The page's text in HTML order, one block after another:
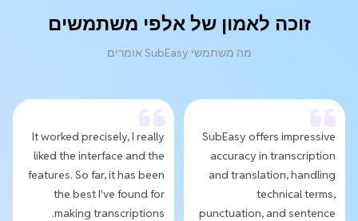
זוכה לאמון של אלפי משתמשים
מה משתמשי SubEasy אומרים
SubEasy offers impressive
accuracy in transcription
and translation, handling
technical terms,
punctuation, and sentence
It worked precisely, I really
liked the interface and the
features. So far, it has been
the best I've found for
making transcriptions.